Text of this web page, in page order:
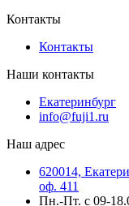
Контакты
Контакты
Наши контакты
Екатеринбург
info@fuji1.ru
Наш адрес
620014,
оф. 411
Пн.-Пт. с 09-